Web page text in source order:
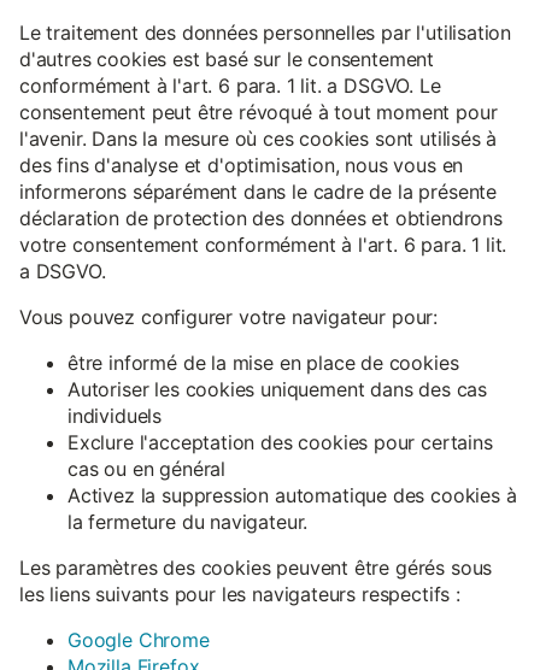
Le traitement des données personnelles par l'utilisation
d'autres cookies est basé sur le consentement
conformément à l'art. 6 para. 1 lit. a DSGVO. Le
consentement peut être révoqué à tout moment pour
l'avenir. Dans la mesure où ces cookies sont utilisés à
des fins d'analyse et d'optimisation, nous vous en
informerons séparément dans le cadre de la présente
déclaration de protection des données et obtiendrons
votre consentement conformément à l'art. 6 para. 1 lit.
a DSGVO.
Vous pouvez configurer votre navigateur pour:
être informé de la mise en place de cookies
Autoriser les cookies uniquement dans des cas
individuels
Exclure l'acceptation des cookies pour certains
cas ou en général
Activez la suppression automatique des cookies à
la fermeture du navigateur.
Les paramètres des cookies peuvent être gérés sous
les liens suivants pour les navigateurs respectifs :
Google Chrome